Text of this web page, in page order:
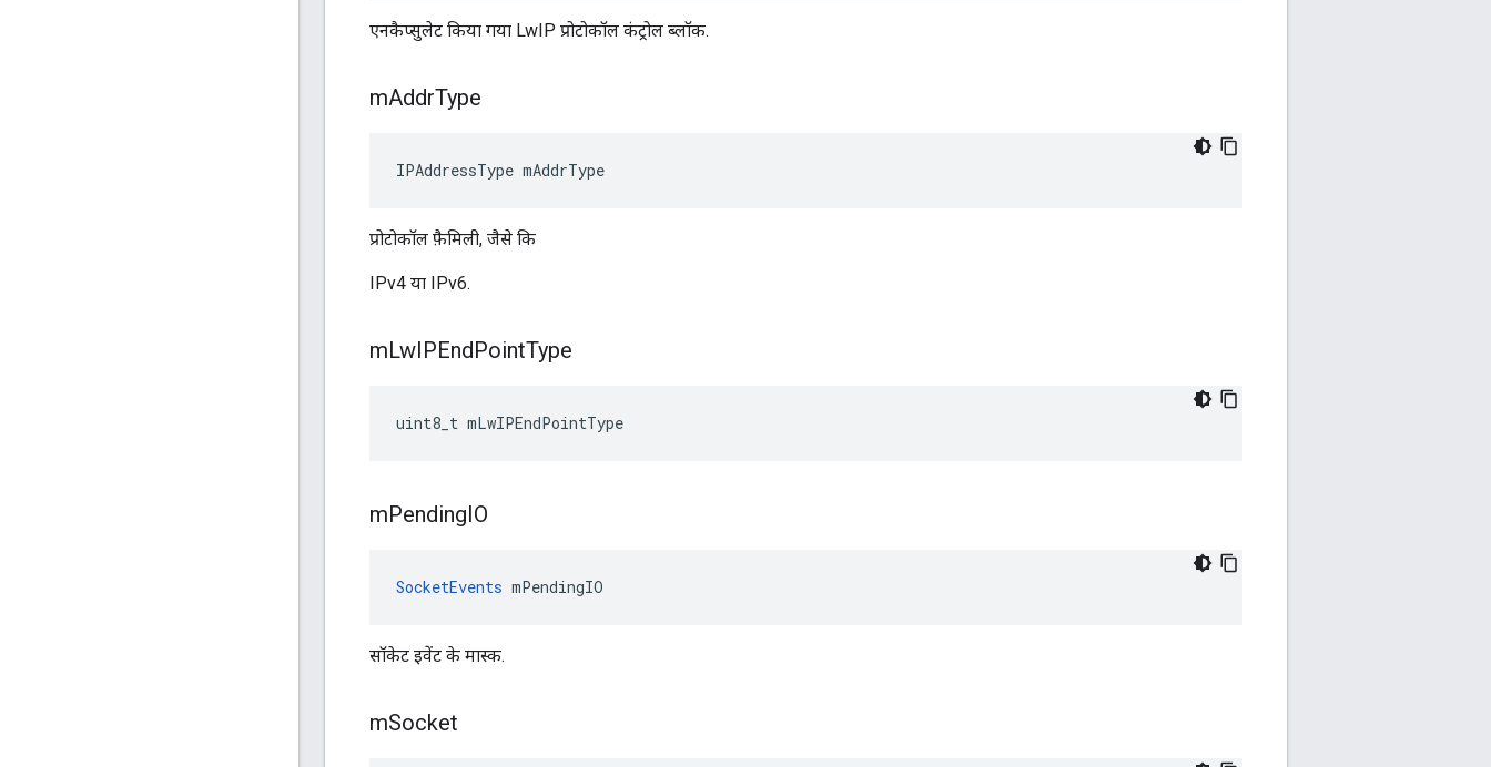
एनकैप्सुलेट किया गया LwIP प्रोटोकॉल कंट्रोल ब्लॉक.
mAddrType
IPAddressType mAddrType
प्रोटोकॉल फ़ैमिली, जैसे कि
IPv4 या IPv6.
mLwIPEndPointType
uint8_t mLwIPEndPointType
mPendingIO
SocketEvents mPendingIO
सॉकेट इवेंट के मास्क.
mSocket